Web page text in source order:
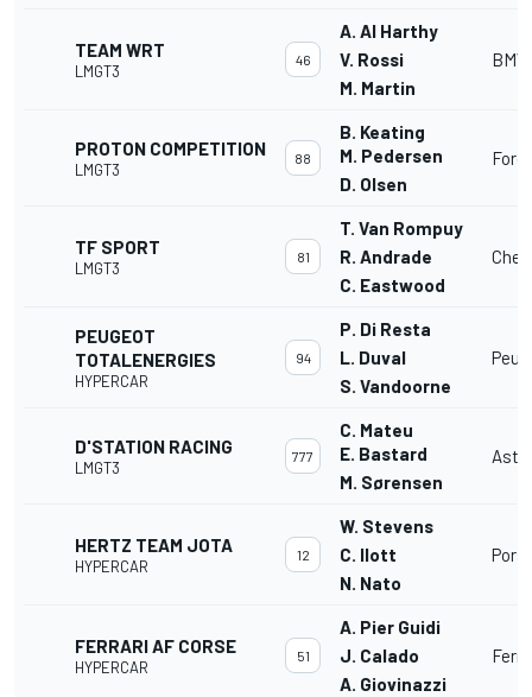
TEAM WRT
LMGT3
46
A. Al Harthy
V. Rossi
M. Martin
PROTON COMPETITION
LMGT3
88
B. Keating
M. Pedersen
D. Olsen
Ford
TF SPORT
LMGT3
81
T. Van Rompuy
R. Andrade
C. Eastwood
PEUGEOT
TOTALENERGIES
HYPERCAR
94
P. Di Resta
L. Duval
S. Vandoorne
D'STATION RACING
LMGT3
777
C. Mateu
E. Bastard
M. Sørensen
HERTZ TEAM JOTA
HYPERCAR
12
W. Stevens
C. Ilott
N. Nato
FERRARI AF CORSE
HYPERCAR
51
A. Pier Guidi
J. Calado
A. Giovinazzi